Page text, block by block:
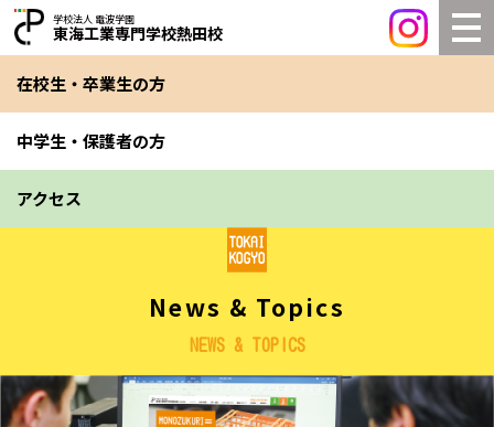
学校法人 電波学園
東海工業専門学校熱田校
在校生・卒業生の方
中学生・保護者の方
アクセス
News & Topics
NEWS & TOPICS